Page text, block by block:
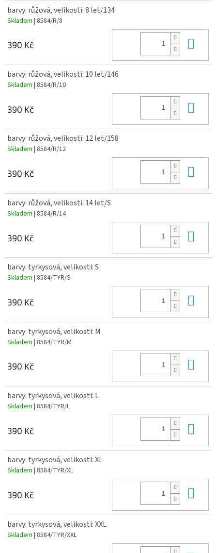
barvy: růžová, velikosti: 8 let/134
Skladem | 8584/R/8
390 Kč
barvy: růžová, velikosti: 10 let/146
Skladem | 8584/R/10
390 Kč
barvy: růžová, velikosti: 12 let/158
Skladem | 8584/R/12
390 Kč
barvy: růžová, velikosti: 14 let/S
Skladem | 8584/R/14
390 Kč
barvy: tyrkysová, velikosti: S
Skladem | 8584/TYR/S
390 Kč
barvy: tyrkysová, velikosti: M
Skladem | 8584/TYR/M
390 Kč
barvy: tyrkysová, velikosti: L
Skladem | 8584/TYR/L
390 Kč
barvy: tyrkysová, velikosti: XL
Skladem | 8584/TYR/XL
390 Kč
barvy: tyrkysová, velikosti: XXL
Skladem | 8584/TYR/XXL